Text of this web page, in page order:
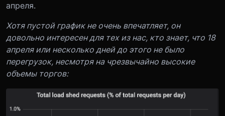
апреля.
Хотя пустой график не очень впечатляет, он
довольно интересен для тех из нас, кто знает, что 18
апреля или несколько дней до этого не было
перегрузок, несмотря на чрезвычайно высокие
объемы торгов: